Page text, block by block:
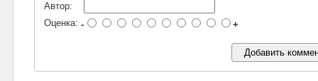
Автор:
Оценка: - +